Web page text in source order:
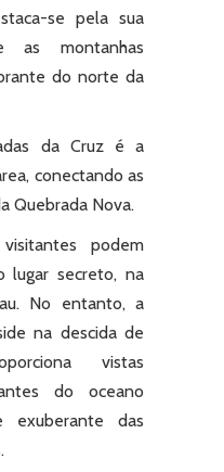
se pela sua
as montanhas
do norte da
da Cruz é a
conectando as
Quebrada Nova.
podem
lugar secreto, na
No entanto, a
na descida de
vistas
do oceano
das